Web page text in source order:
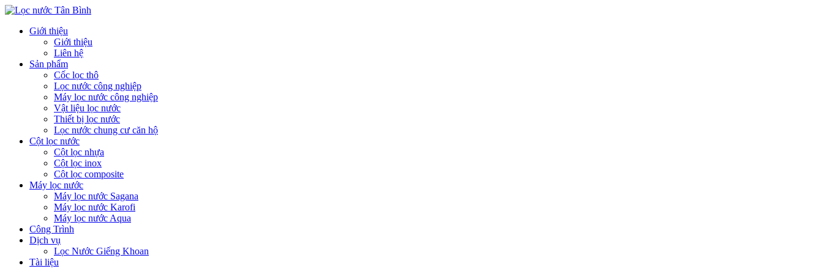
Giới thiệu
Giới thiệu
Liên hệ
Sản phẩm
Cốc lọc thô
Lọc nước công nghiệp
Máy lọc nước công nghiệp
Vật liệu lọc nước
Thiết bị lọc nước
Lọc nước chung cư căn hộ
Cột lọc nước
Cột lọc nhựa
Cột lọc inox
Cột lọc composite
Máy lọc nước
Máy lọc nước Sagana
Máy lọc nước Karofi
Máy lọc nước Aqua
Công Trình
Dịch vụ
Lọc Nước Giếng Khoan
Tài liệu